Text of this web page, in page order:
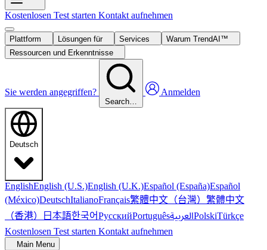
Kostenlosen Test starten Kontakt aufnehmen
Plattform Lösungen für Services
Warum TrendAI™
Ressourcen und Erkenntnisse
Sie werden angegriffen?
Search…
Anmelden
Deutsch
EnglishEnglish (U.S.)English (U.K.)Español (España)Español
(México)DeutschItalianoFrançais繁體中文（台灣） 繁體中文
（香港） 日本語한국어РусскийPortuguêsالعربيةPolskiTürkçe
Kostenlosen Test starten Kontakt aufnehmen
Main Menu